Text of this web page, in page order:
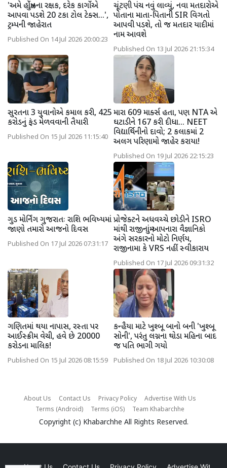
'અમે હોર્મુઝના રક્ષક, દરેક કાર્ગોએ
આપવા પડશે 20 ટકા ટોલ ટેક્સ...',
ટ્રમ્પની જાહેરાત
Published On 14 Jul 2026 20:00:23
ચૂંટણી પંચ નવું લાવ્યું, નવા મતદારોએ
પોતાના માતા-પિતાની SIR વિગતો
આપવી પડશે, તો જ મતદાર યાદીમાં
નામ આવશે
Published On 13 Jul 2026 21:15:34
સુરતના 3 યુવાનોએ કમાલ કરી, 425
કરોડનું ફંડ મેળવવાની તૈયારી
Published On 15 Jul 2026 11:15:40
મારા 609 માર્ક્સ હતા, પણ NTA એ
ઘટાડીને 167 કરી દીધા... NEET
વિદ્યાર્થિનીનો દાવો; 2 કલાકમાં 2
અલગ પરિણામો જાહેર કરાયા!
Published On 19 Jul 2026 22:15:23
ગુડ મોર્નિંગ ગુજરાતઃ રાશિ ભવિષ્યમાં
જાણો તમારો આજનો દિવસ
Published On 17 Jul 2026 07:31:17
પ્રોજેક્ટને અધવચ્ચે છોડીને ISRO
માંથી રાજીનામું આપનારા વૈજ્ઞાનિકો
અંગે સરકારનો મોટો નિર્ણય,
રાજીનામા કે VRS નહીં સ્વીકારાય
Published On 17 Jul 2026 09:31:32
ગણિતમાં થયા નાપાસ, રસ્તા પર
આઈસ્ક્રીમ વેચી, હવે છે 20000
કરોડના માલિક!
Published On 15 Jul 2026 08:15:59
કન્હૈયા માટે ખુશ્બૂ બાનો બની 'ખુશ્બૂ
સોની', પરંતુ લગ્નના થોડા મહિના બાદ
જ પતિ ભાગી ગયો
Published On 18 Jul 2026 10:30:08
About Us Contact Us Privacy Policy
Advertise With Us
Terms (Android)
Terms (iOS) Team Khabarchhe
Copyright (c) Khabarchhe All Rights Reserved.